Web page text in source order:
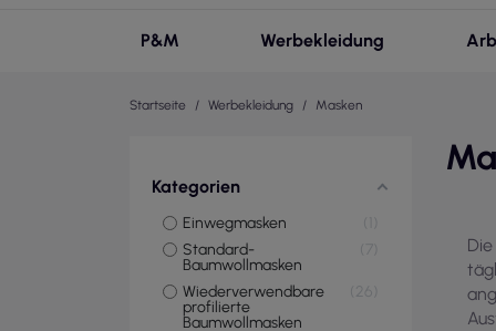
P&M Werbekleidung
Startseite Werbekleidung Masken
Kategorien
Einwegmasken
Standard-
Baumwollmasken
Wiederverwendbare
profilierte
Baumwollmasken
26